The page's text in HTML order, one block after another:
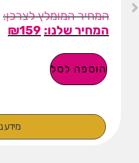
₪159
הוספה לסל
מידע